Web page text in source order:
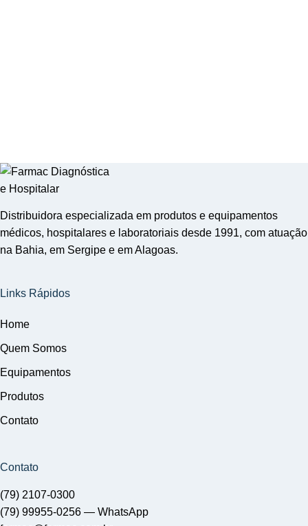
Distribuidora especializada em produtos e equipamentos
médicos, hospitalares e laboratoriais desde 1991, com atuação
na Bahia, em Sergipe e em Alagoas.
Links Rápidos
Home
Quem Somos
Equipamentos
Produtos
Contato
Contato
(79) 2107-0300
(79) 99955-0256 — WhatsApp